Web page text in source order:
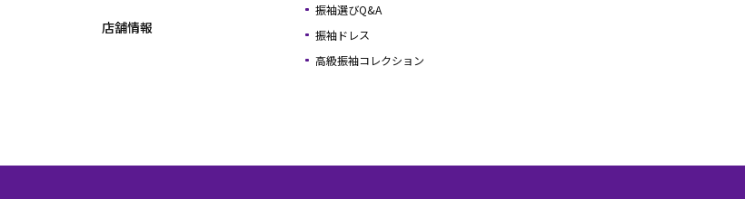
店舗情報
振袖選びQ&A
振袖ドレス
高級振袖コレクション